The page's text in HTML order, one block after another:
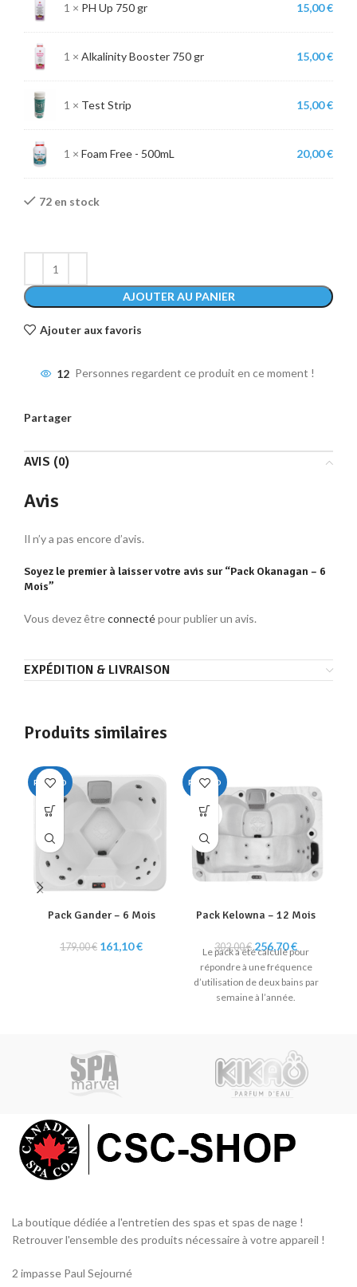
1 × PH Up 750 gr 15,00€
1 × Alkalinity Booster 750 gr 15,00€
1 × Test Strip 15,00€
1 × Foam Free - 500mL 20,00€
72 en stock
AJOUTER AU PANIER
Ajouter aux favoris
12 Personnes regardent ce produit en ce moment !
Partager
AVIS (0)
Avis
Il n’y a pas encore d’avis.
Soyez le premier à laisser votre avis sur “Pack Okanagan – 6
Mois”
Vous devez êtreconnectépour publier un avis.
EXPÉDITION & LIVRAISON
Produits similaires
PROMO
Pack Gander – 6 Mois
179,00€ Le
161,10€Le
PROMO
SOLD
OUT
Pack Kelowna – 12 Mois
302,00€ Le
initial
était :
256,70€Le
est :
Le pack a été calculé pour
répondre à une fréquence
d’utilisation de deux bains par
semaine à l’année.
La boutique dédiée a l'entretien des spas et spas de nage !
Retrouver l'ensemble des produits nécessaire à votre appareil !
2 impasse Paul Sejourné